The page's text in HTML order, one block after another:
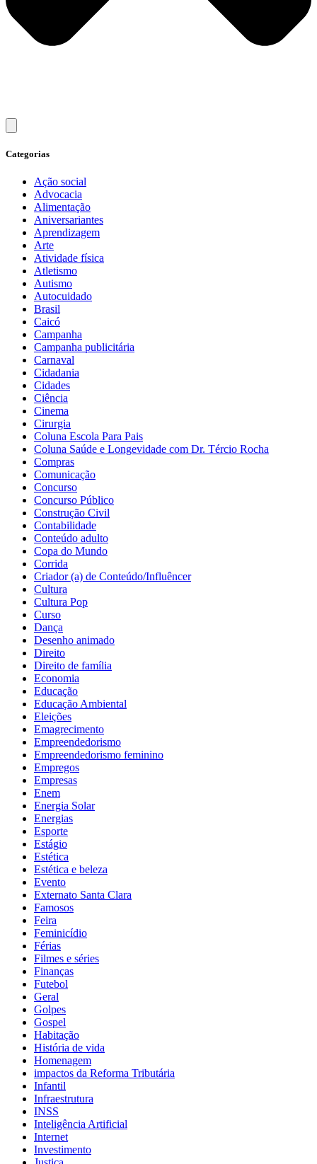
Categorias
Ação social
Advocacia
Alimentação
Aniversariantes
Aprendizagem
Arte
Atividade física
Atletismo
Autismo
Autocuidado
Brasil
Caicó
Campanha
Campanha publicitária
Carnaval
Cidadania
Cidades
Ciência
Cinema
Cirurgia
Coluna Escola Para Pais
Coluna Saúde e Longevidade com Dr. Tércio Rocha
Compras
Comunicação
Concurso
Concurso Público
Construção Civil
Contabilidade
Conteúdo adulto
Copa do Mundo
Corrida
Criador (a) de Conteúdo/Influêncer
Cultura
Cultura Pop
Curso
Dança
Desenho animado
Direito
Direito de família
Economia
Educação
Educação Ambiental
Eleições
Emagrecimento
Empreendedorismo
Empreendedorismo feminino
Empregos
Empresas
Enem
Energia Solar
Energias
Esporte
Estágio
Estética
Estética e beleza
Evento
Externato Santa Clara
Famosos
Feira
Feminicídio
Férias
Filmes e séries
Finanças
Futebol
Geral
Golpes
Gospel
Habitação
História de vida
Homenagem
impactos da Reforma Tributária
Infantil
Infraestrutura
INSS
Inteligência Artificial
Internet
Investimento